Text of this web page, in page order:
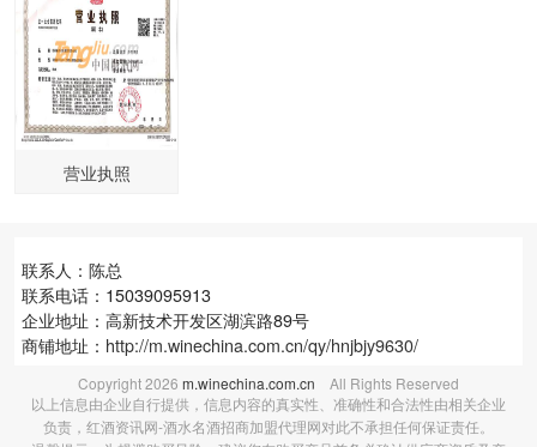
营业执照
联系人：陈总
联系电话：15039095913
企业地址：高新技术开发区湖滨路89号
商铺地址： http://m.winechina.com.cn/qy/hnjbjy9630/
Copyright2026 m.winechina.com.cn All Rights Reserved
以上信息由企业自行提供，信息内容的真实性、准确性和合法性由相关企业
负责，红酒资讯网-酒水名酒招商加盟代理网对此不承担任何保证责任。